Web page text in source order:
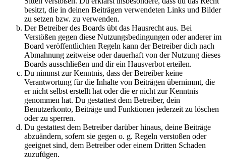
besitzt, die in deinen Beiträgen verwendeten Links und Bilder
zu setzen bzw. zu verwenden.
Der Betreiber des Boards übt das Hausrecht aus. Bei
Verstößen gegen diese Nutzungsbedingungen oder anderer im
Board veröffentlichten Regeln kann der Betreiber dich nach
Abmahnung zeitweise oder dauerhaft von der Nutzung dieses
Boards ausschließen und dir ein Hausverbot erteilen.
Du nimmst zur Kenntnis, dass der Betreiber keine
Verantwortung für die Inhalte von Beiträgen übernimmt, die
er nicht selbst erstellt hat oder die er nicht zur Kenntnis
genommen hat. Du gestattest dem Betreiber, dein
Benutzerkonto, Beiträge und Funktionen jederzeit zu löschen
oder zu sperren.
Du gestattest dem Betreiber darüber hinaus, deine Beiträge
abzuändern, sofern sie gegen o. g. Regeln verstoßen oder
geeignet sind, dem Betreiber oder einem Dritten Schaden
zuzufügen.